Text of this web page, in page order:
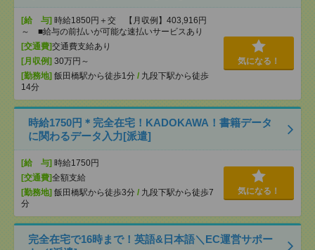
[給 与] 時給1850円＋交 【月収例】403,916円
～ ■給与の前払いが可能な速払いサービスあり
[交通費]交通費支給あり
[月収例] 30万円～
[勤務地] 飯田橋駅から徒歩1分 / 九段下駅から徒歩
14分
気になる！
時給1750円＊完全在宅！KADOKAWA！書籍データ
に関わるデータ入力[派遣]
[給 与] 時給1750円
[交通費]全額支給
[勤務地] 飯田橋駅から徒歩3分 / 九段下駅から徒歩7
分
気になる！
完全在宅で16時まで！英語&日本語＼EC運営サポー